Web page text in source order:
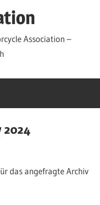
Association –
2024
das angefragte Archiv